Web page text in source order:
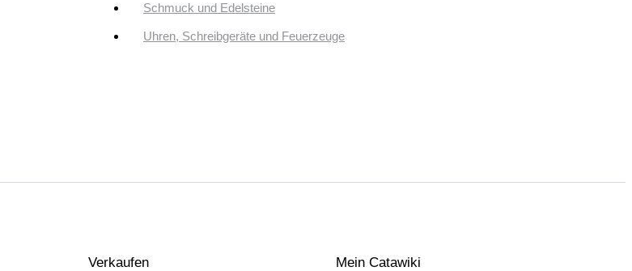
Schmuck und Edelsteine
Uhren, Schreibgeräte und Feuerzeuge
Verkaufen Mein Catawiki